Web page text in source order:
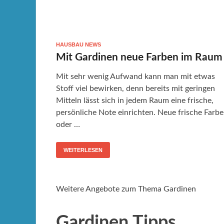
HAUSBAU NEWS
Mit Gardinen neue Farben im Raum
Mit sehr wenig Aufwand kann man mit etwas
Stoff viel bewirken, denn bereits mit geringen
Mitteln lässt sich in jedem Raum eine frische,
persönliche Note einrichten. Neue frische
oder …
WEITERLESEN
Weitere Angebote zum Thema Gardinen